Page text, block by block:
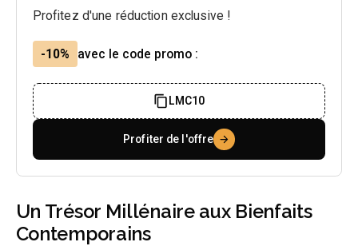
Profitez d'une réduction exclusive !
-10% avec le code promo :
LMC10
Profiter de l'offre
Un Trésor Millénaire aux Bienfaits
Contemporains